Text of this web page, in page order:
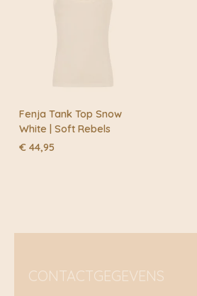
Fenja Tank Top Snow
White | Soft Rebels
€ 44,95
CONTACTGEGEVENS